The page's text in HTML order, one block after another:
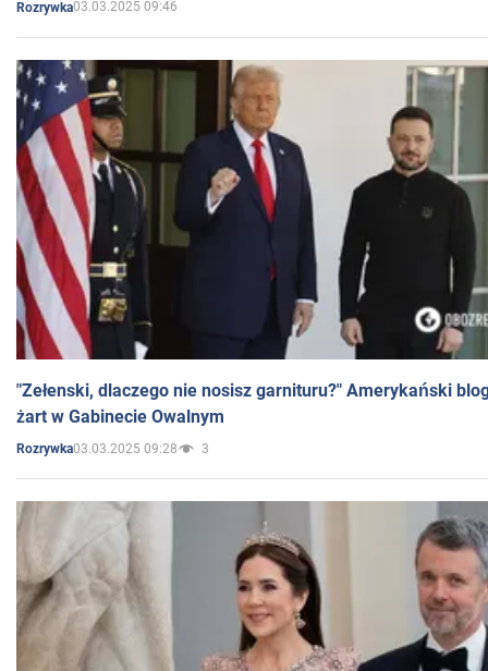
Rozrywka03.03.2025 09:46
"Zełenski, dlaczego nie nosisz garnituru?" Amerykański
żart w Gabinecie Owalnym
Rozrywka03.03.2025 09:28 3